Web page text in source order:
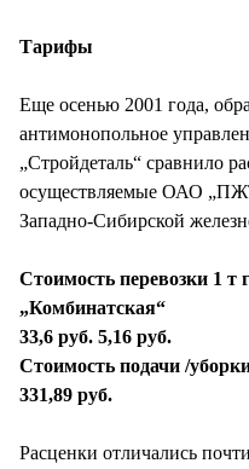
Тарифы
Еще осенью 2001 года,
антимонопольное
„Стройдеталь“ сравнило
осуществляемые ОАО
Западно-Сибирской
Стоимость перевозки 1
„Комбинатская“
33,6 руб. 5,16 руб.
Стоимость подачи /
331,89 руб.
Расценки отличались